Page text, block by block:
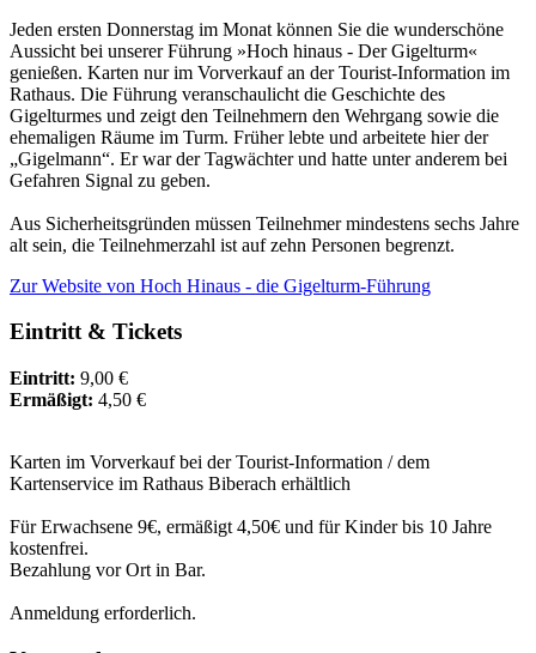
Jeden ersten Donnerstag im Monat können Sie die wunderschöne
Aussicht bei unserer Führung »Hoch hinaus - Der Gigelturm«
genießen. Karten nur im Vorverkauf an der Tourist-Information im
Rathaus. Die Führung veranschaulicht die Geschichte des
Gigelturmes und zeigt den Teilnehmern den Wehrgang sowie die
ehemaligen Räume im Turm. Früher lebte und arbeitete hier der
„Gigelmann“. Er war der Tagwächter und hatte unter anderem bei
Gefahren Signal zu geben.
Aus Sicherheitsgründen müssen Teilnehmer mindestens sechs Jahre
alt sein, die Teilnehmerzahl ist auf zehn Personen begrenzt.
Zur Website von Hoch Hinaus - die Gigelturm-Führung
Eintritt & Tickets
Eintritt: 9,00 €
Ermäßigt: 4,50 €
Karten im Vorverkauf bei der Tourist-Information / dem
Kartenservice im Rathaus Biberach erhältlich
Für Erwachsene 9€, ermäßigt 4,50€ und für Kinder bis 10 Jahre
kostenfrei.
Bezahlung vor Ort in Bar.
Anmeldung erforderlich.